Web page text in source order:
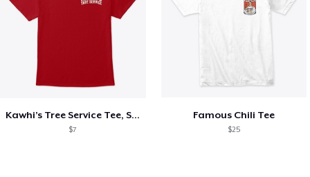
Kawhi’s Tree Service Tee, Shirts, Mug
$7
Famous Chili Tee
$25